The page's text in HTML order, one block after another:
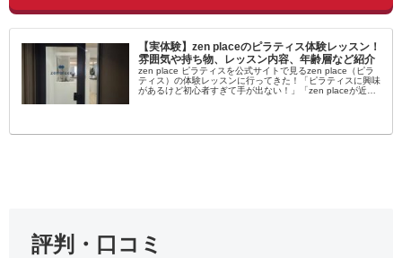
【実体験】zen placeのピラティス体験レッスン！
雰囲気や持ち物、レッスン内容、年齢層など紹介
zen place ピラティスを公式サイトで見るzen place（ピラ
ティス）の体験レッスンに行ってきた！「ピラティスに興味
があるけど初心者すぎて手が出ない！」「zen placeが近く
評判・口コミ